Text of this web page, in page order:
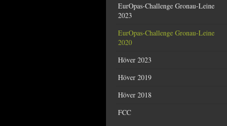
EurOpas-Challenge Gronau-Leine
2023
EurOpas-Challenge Gronau-Leine
2020
Höver 2023
Höver 2019
Höver 2018
FCC